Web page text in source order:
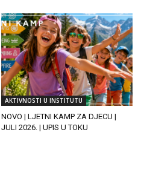
AKTIVNOSTI U INSTITUTU
NOVO | LJETNI KAMP ZA DJECU |
JULI 2026. | UPIS U TOKU